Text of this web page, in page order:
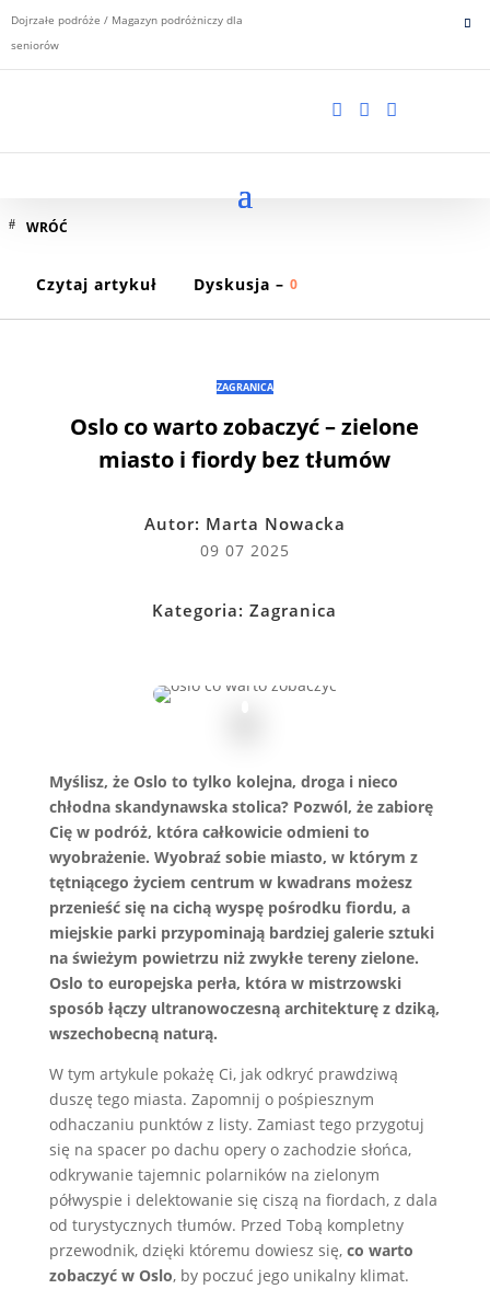
Dojrzałe podróże / Magazyn podróżniczy dla
seniorów
  
WRÓĆ
Czytaj artykuł Dyskusja – 0
ZAGRANICA
Oslo co warto zobaczyć – zielone
miasto i fiordy bez tłumów
Autor: Marta Nowacka
09 07 2025
Kategoria:Zagranica
Myślisz, że Oslo to tylko kolejna, droga i nieco
chłodna skandynawska stolica? Pozwól, że zabiorę
Cię w podróż, która całkowicie odmieni to
wyobrażenie. Wyobraź sobie miasto, w którym z
tętniącego życiem centrum w kwadrans możesz
przenieść się na cichą wyspę pośrodku fiordu, a
miejskie parki przypominają bardziej galerie sztuki
na świeżym powietrzu niż zwykłe tereny zielone.
Oslo to europejska perła, która w mistrzowski
sposób łączy ultranowoczesną architekturę z dziką,
wszechobecną naturą.
W tym artykule pokażę Ci, jak odkryć prawdziwą
duszę tego miasta. Zapomnij o pośpiesznym
odhaczaniu punktów z listy. Zamiast tego przygotuj
się na spacer po dachu opery o zachodzie słońca,
odkrywanie tajemnic polarników na zielonym
półwyspie i delektowanie się ciszą na fiordach, z dala
od turystycznych tłumów. Przed Tobą kompletny
przewodnik, dzięki któremu dowiesz się, co warto
zobaczyć w Oslo, by poczuć jego unikalny klimat.